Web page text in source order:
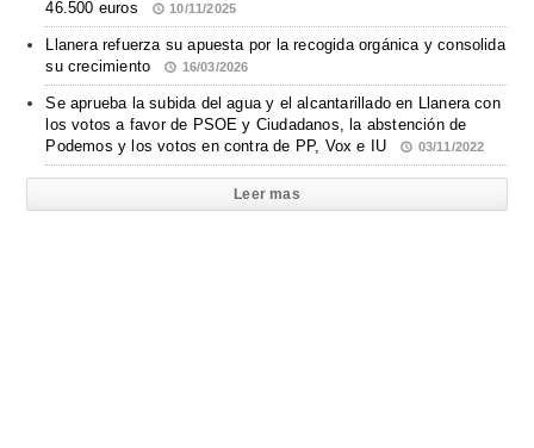
46.500 euros
10/11/2025
Llanera refuerza su apuesta por la recogida orgánica y consolida
su crecimiento
16/03/2026
Se aprueba la subida del agua y el alcantarillado en Llanera con
los votos a favor de PSOE y Ciudadanos, la abstención de
Podemos y los votos en contra de PP, Vox e IU
03/11/2022
Leer mas